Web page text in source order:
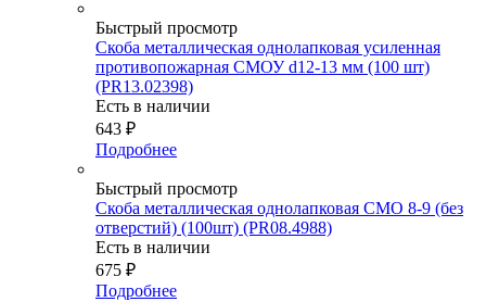
Быстрый просмотр
Скоба металлическая однолапковая усиленная
противопожарная СМОУ d12-13 мм (100 шт)
(PR13.02398)
Есть в наличии
643 ₽
Подробнее
Быстрый просмотр
Скоба металлическая однолапковая СМО 8-9 (без
отверстий) (100шт) (PR08.4988)
Есть в наличии
675 ₽
Подробнее